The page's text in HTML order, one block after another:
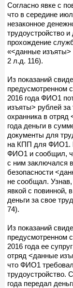
Согласно явке с
что в середине
незаконное
трудоустройство
прохождение
«<данные изъяты>
2 л.д. 116).
Из показаний
предусмотренном
2016 года ФИО1
изъяты> рублей за
охранника в
года деньги в
документы для
на КПП для ФИО1.
ФИО1 и сообщил,
с ним заключался
безопасности
не сообщал.
явкой с повинной,
деньги за свое
74).
Из показаний
предусмотренном
2016 года ее
отряд <данные
что ФИО1
трудоустройство.
года передал